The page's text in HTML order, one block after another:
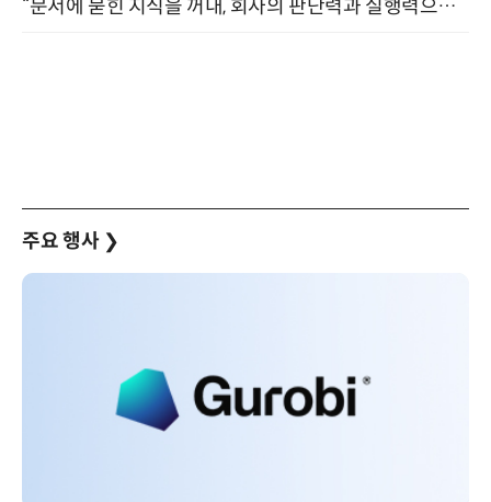
“문서에 묻힌 지식을 꺼내, 회사의 판단력과 실행력으로 바꾸다” (8/20)
주요 행사 ❯